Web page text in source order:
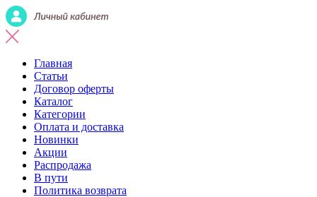
Главная
Статьи
Договор оферты
Каталог
Категории
Оплата и доставка
Новинки
Акции
Распродажа
В пути
Политика возврата